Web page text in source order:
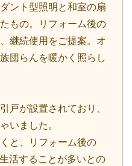
ント型照明と和室の扇
もの。リフォーム後の
継続使用をご提案。オ
団らんを暖かく照らし
戸が設置されており、
いました。
と、リフォーム後の
活することが多いとの